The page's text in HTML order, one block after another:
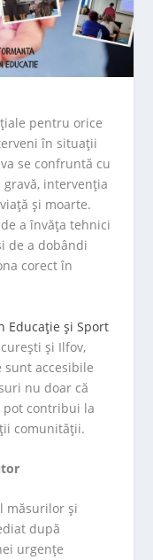
pentru orice
în situații
se confruntă cu
intervenția
și moarte.
a învăța tehnici
de a dobândi
corect în
Educație și Sport
și Ilfov,
sunt accesibile
nu doar că
pot contribui la
comunității.
măsurilor și
după
urgențe